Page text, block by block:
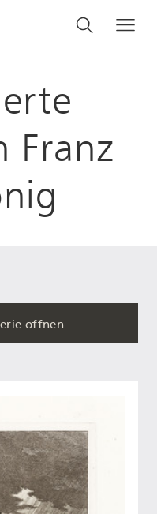
Search
Suche
Franz
öffnen